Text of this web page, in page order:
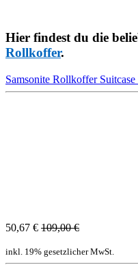
Hier findest du die
Rollkoffer.
Samsonite Rollkoffer
50,67 € 109,00 €
inkl. 19% gesetzlicher MwSt.